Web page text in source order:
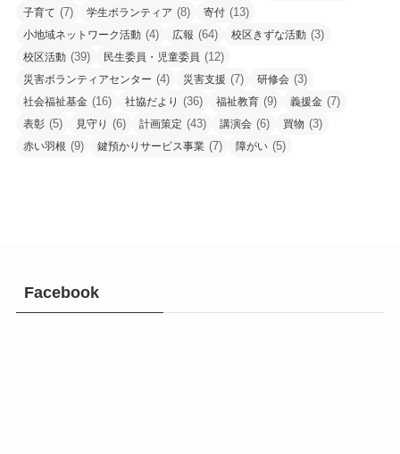
子育て (7) 学生ボランティア (8) 寄付 (13)
小地域ネットワーク活動 (4) 広報 (64) 校区きずな活動 (3)
校区活動 (39) 民生委員・児童委員 (12)
災害ボランティアセンター (4) 災害支援 (7) 研修会 (3)
社会福祉基金 (16) 社協だより (36) 福祉教育 (9) 義援金 (7)
表彰 (5) 見守り (6) 計画策定 (43) 講演会 (6) 買物 (3)
赤い羽根 (9) 鍵預かりサービス事業 (7) 障がい (5)
Facebook